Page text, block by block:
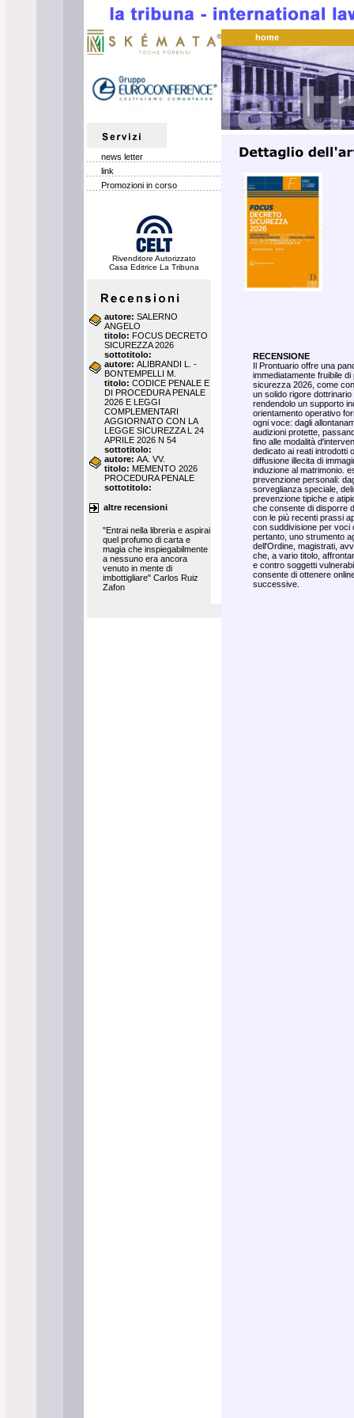
news letter
link
Promozioni in corso
Rivenditore Autorizzato
Casa Editrice La Tribuna
autore: SALERNO
ANGELO
titolo: FOCUS DECRETO
SICUREZZA 2026
sottotitolo:
autore: ALIBRANDI L. -
BONTEMPELLI M.
titolo: CODICE PENALE E
DI PROCEDURA PENALE
2026 E LEGGI
COMPLEMENTARI
AGGIORNATO CON LA
LEGGE SICUREZZA L 24
APRILE 2026 N 54
sottotitolo:
autore: AA. VV.
titolo: MEMENTO 2026
PROCEDURA PENALE
sottotitolo:
altre recensioni
"Entrai nella libreria e aspirai
quel profumo di carta e
magia che inspiegabilmente
a nessuno era ancora
venuto in mente di
imbottigliare" Carlos Ruiz
Zafon
home
RECENSIONE
Il Prontuario offre una
immediatamente fruibile
sicurezza 2026, come
un solido rigore
rendendolo un supporto
orientamento operativo
ogni voce: dagli
audizioni protette,
fino alle modalità
dedicato ai reati introdotti
diffusione illecita di
induzione al matrimonio.
prevenzione personali:
sorveglianza speciale,
prevenzione tipiche e
che consente di disporre
con le più recenti prassi
con suddivisione per voci
pertanto, uno strumento
dell'Ordine, magistrati,
che, a vario titolo,
e contro soggetti
consente di ottenere
successive.